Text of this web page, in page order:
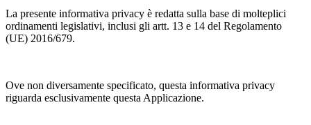
La presente informativa privacy è redatta sulla base di molteplici
ordinamenti legislativi, inclusi gli artt. 13 e 14 del Regolamento
(UE) 2016/679.
Ove non diversamente specificato, questa informativa privacy
riguarda esclusivamente questa Applicazione.